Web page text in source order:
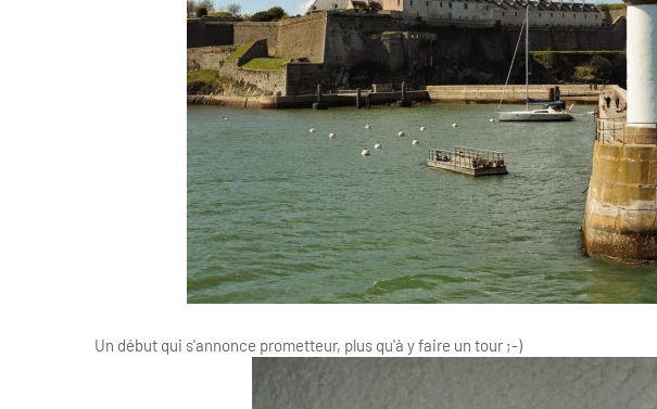
Un début qui s'annonce prometteur, plus qu'à y faire un tour ;-)